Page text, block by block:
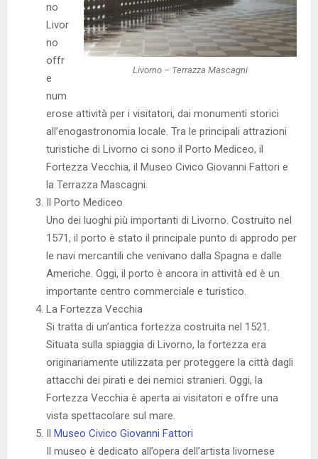
Livorno – Terrazza Mascagni
no
Livor
no
offr
e
num
erose attività per i visitatori, dai monumenti storici
all’enogastronomia locale. Tra le principali attrazioni
turistiche di Livorno ci sono il Porto Mediceo, il
Fortezza Vecchia, il Museo Civico Giovanni Fattori e
la Terrazza Mascagni.
Il Porto Mediceo
Uno dei luoghi più importanti di Livorno. Costruito nel
1571, il porto è stato il principale punto di approdo per
le navi mercantili che venivano dalla Spagna e dalle
Americhe. Oggi, il porto è ancora in attività ed è un
importante centro commerciale e turistico.
La Fortezza Vecchia
Si tratta di un’antica fortezza costruita nel 1521.
Situata sulla spiaggia di Livorno, la fortezza era
originariamente utilizzata per proteggere la città dagli
attacchi dei pirati e dei nemici stranieri. Oggi, la
Fortezza Vecchia è aperta ai visitatori e offre una
vista spettacolare sul mare.
Il Museo Civico Giovanni Fattori
Il museo è dedicato all’opera dell’artista livornese